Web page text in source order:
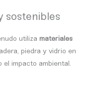
sostenibles
utiliza materiales
piedra y vidrio en
el impacto ambiental.